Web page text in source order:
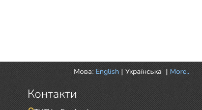
Мова: English |Українська | More..
Контакти